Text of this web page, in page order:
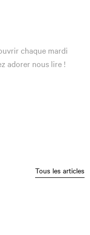
chaque mardi
adorer nous lire !
Tous les articles